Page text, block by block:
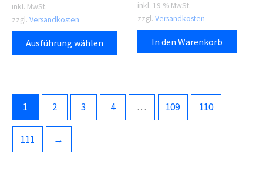
inkl. MwSt.
zzgl. Versandkosten
Ausführung wählen
Dieses
Produkt
inkl. 19 % MwSt.
zzgl. Versandkosten
In den Warenkorb
1 2 3 4 … 109 110
111 →